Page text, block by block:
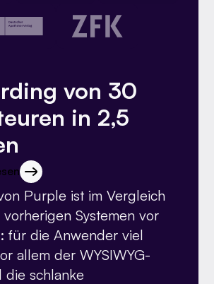
von 30
in 2,5
Purple ist im Vergleich
Systemen vor
für die Anwender viel
allem der WYSIWYG-
die schlanke